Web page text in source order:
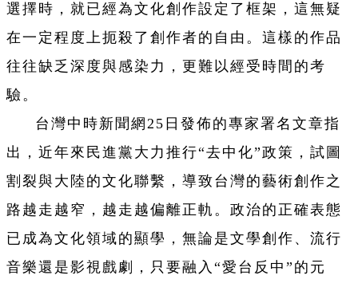
選擇時，就已經為文化創作設定了框架，這無疑
在一定程度上扼殺了創作者的自由。這樣的作品
往往缺乏深度與感染力，更難以經受時間的考
驗。
台灣中時新聞網25日發佈的專家署名文章指
出，近年來民進黨大力推行“去中化”政策，試圖
割裂與大陸的文化聯繫，導致台灣的藝術創作之
路越走越窄，越走越偏離正軌。政治的正確表態
已成為文化領域的顯學，無論是文學創作、流行
音樂還是影視戲劇，只要融入“愛台反中”的元